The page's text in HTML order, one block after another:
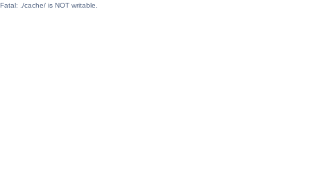
Fatal: ./cache/ is NOT writable.